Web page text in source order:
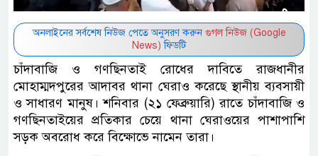
অনলাইনের সর্বশেষ নিউজ পেতে অনুসরণ করুন গুগল নিউজ (Google
News) ফিডটি
চাঁদাবাজি ও গণছিনতাই রোধের দাবিতে রাজধানীর
মোহাম্মদপুরের আদাবর থানা ঘেরাও করেছে স্থানীয় ব্যবসায়ী
ও সাধারণ মানুষ। শনিবার (২১ ফেব্রুয়ারি) রাতে চাঁদাবাজি ও
গণছিনতাইয়ের প্রতিকার চেয়ে থানা ঘেরাওয়ের পাশাপাশি
সড়ক অবরোধ করে বিক্ষোভে নামেন তারা।